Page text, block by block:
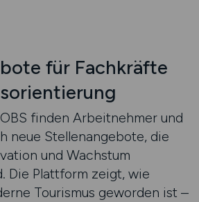
für Fachkräfte
finden Arbeitnehmer und
neue Stellenangebote, die
und Wachstum
Die Plattform zeigt, wie
Tourismus geworden ist –